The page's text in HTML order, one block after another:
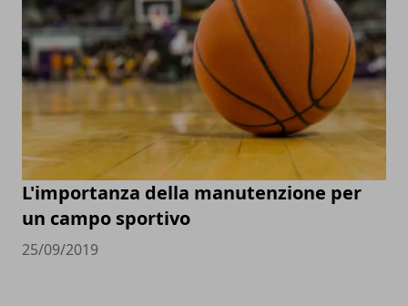
L'importanza della manutenzione per
un campo sportivo
25/09/2019